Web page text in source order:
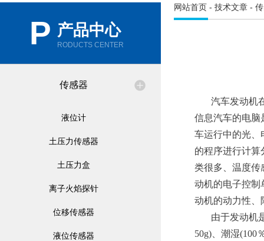
P 产品中心
RODUCTS CENTER
传感器
液位计
土压力传感器
土压力盒
离子火焰探针
位移传感器
液位传感器
网站首页 - 技术文章 -
汽车发动机
信息汽车的电脑
车运行中的光、
的程序进行计
类很多、温度传
动机的电子控制
动机的动力性、
由于发动机
50g)、潮湿